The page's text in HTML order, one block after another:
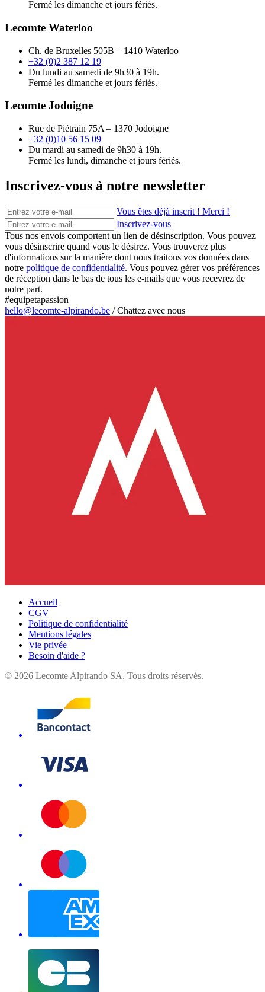
Fermé les dimanche et jours fériés.
Lecomte Waterloo
Ch. de Bruxelles 505B – 1410 Waterloo
+32 (0)2 387 12 19
Du lundi au samedi de 9h30 à 19h.
Fermé les dimanche et jours fériés.
Lecomte Jodoigne
Rue de Piétrain 75A – 1370 Jodoigne
+32 (0)10 56 15 09
Du mardi au samedi de 9h30 à 19h.
Fermé les lundi, dimanche et jours fériés.
Inscrivez-vous à notre newsletter
Vous êtes déjà inscrit ! Merci !
Inscrivez-vous
Tous nos envois comportent un lien de désinscription. Vous pouvez
vous désinscrire quand vous le désirez. Vous trouverez plus
d'informations sur la manière dont nous traitons vos données dans
notre politique de confidentialité. Vous pouvez gérer vos préférences
de réception dans le bas de tous les e-mails que vous recevrez de
notre part.
#equipetapassion
hello@lecomte-alpirando.be /Chattez avec nous
Accueil
CGV
Politique de confidentialité
Mentions légales
Vie privée
Besoin d'aide ?
© 2026 Lecomte Alpirando SA. Tous droits réservés.